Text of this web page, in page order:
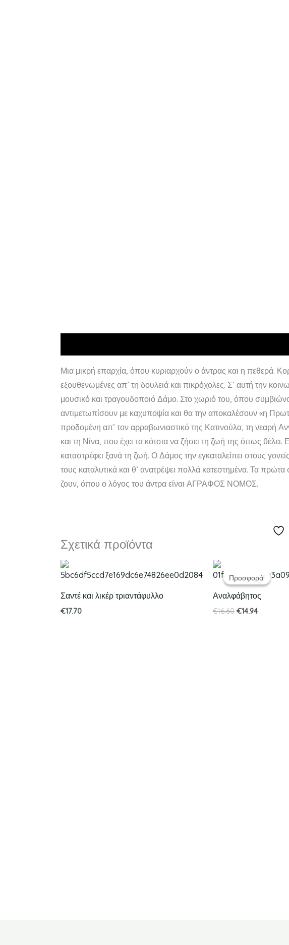
Μια μικρή επαρχία, όπου κυριαρχούν ο άντρας και η πεθερά.
εξουθενωμένες απ’ τη δουλειά και πικρόχολες. Σ’ αυτή την
μουσικό και τραγουδοποιό Δάμο. Στο χωριό του, όπου
αντιμετωπίσουν με καχυποψία και θα την αποκαλέσουν «η
προδομένη απ’ τον αρραβωνιαστικό της Κατινούλα, τη νεαρή
και τη Νίνα, που έχει τα κότσια να ζήσει τη ζωή της όπως
καταστρέφει ξανά τη ζωή. Ο Δάμος την εγκαταλείπει στους
τους καταλυτικά και θ’ ανατρέψει πολλά κατεστημένα. Τα
ζουν, όπου ο λόγος του άντρα είναι ΑΓΡΑΦΟΣ ΝΟΜΟΣ.
Σχετικά προϊόντα
Σαντέ και λικέρ τριαντάφυλλο
€17.70
Προσφορά!
Προσφορά!
Αναλφάβητος
€16.60
was:
€16.60.
€14.94
τρέχουσα
τιμή
€14.94.